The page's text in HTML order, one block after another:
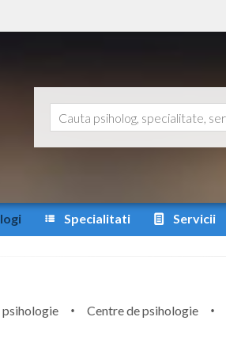
Specialitati Servicii
Centre de psihologie